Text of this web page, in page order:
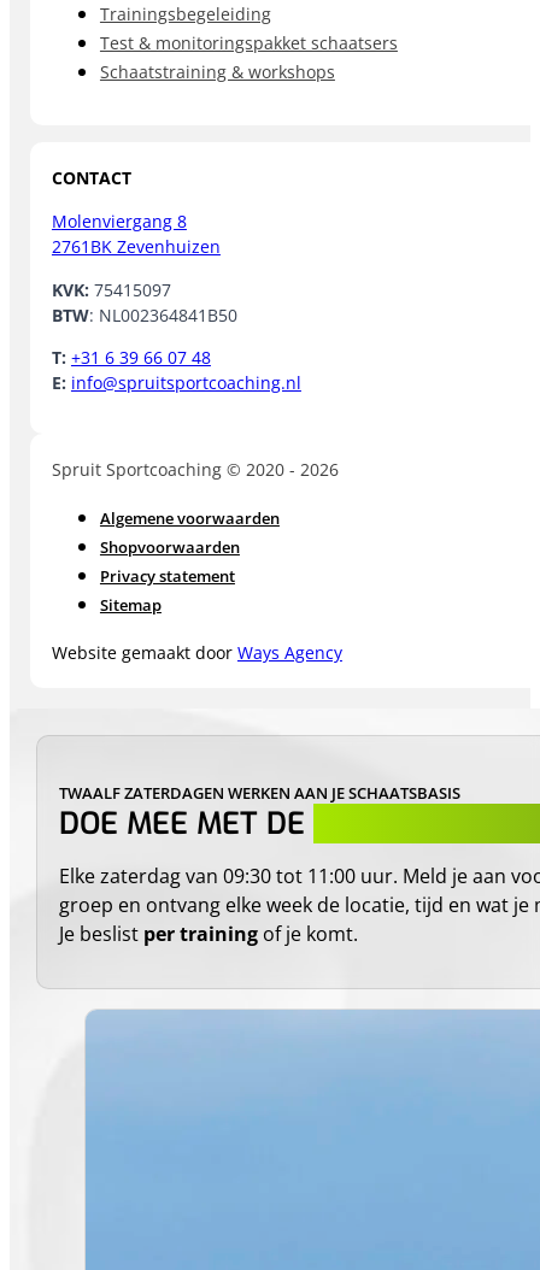
Trainingsbegeleiding
Test & monitoringspakket schaatsers
Schaatstraining & workshops
CONTACT
Molenviergang 8
2761BK Zevenhuizen
KVK: 75415097
BTW: NL002364841B50
T: +31 6 39 66 07 48
E: info@spruitsportcoaching.nl
Spruit Sportcoaching © 2020 - 2026
Algemene voorwaarden
Shopvoorwaarden
Privacy statement
Sitemap
Website gemaakt door Ways Agency
TWAALF ZATERDAGEN WERKEN AAN JE SCHAATSBASIS
DOE MEE MET DE
Elke zaterdag van 09:30 tot 11:00 uur. Meld je aan
groep en ontvang elke week de locatie, tijd en wat je
Je beslist per trainingof je komt.